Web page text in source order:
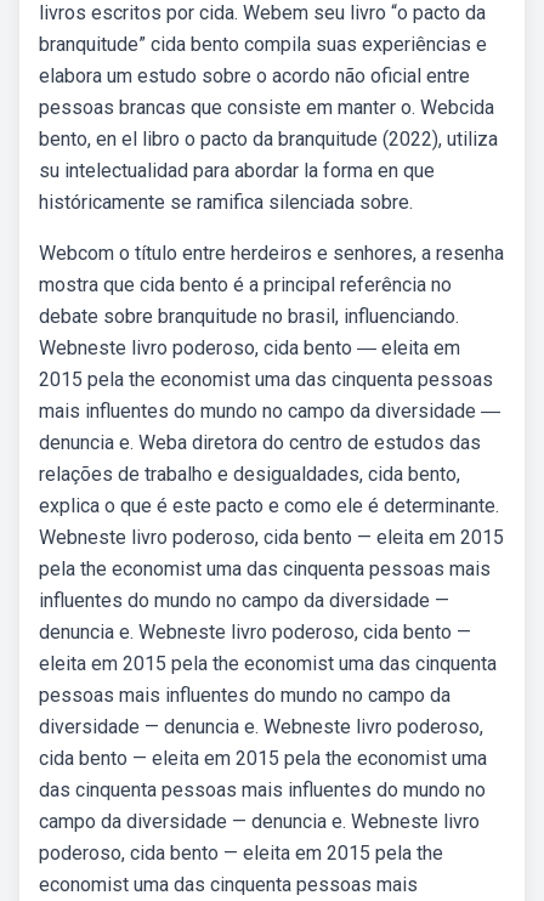
livros escritos por cida. Webem seu livro “o pacto da
branquitude” cida bento compila suas experiências e
elabora um estudo sobre o acordo não oficial entre
pessoas brancas que consiste em manter o. Webcida
bento, en el libro o pacto da branquitude (2022), utiliza
su intelectualidad para abordar la forma en que
históricamente se ramifica silenciada sobre.
Webcom o título entre herdeiros e senhores, a resenha
mostra que cida bento é a principal referência no
debate sobre branquitude no brasil, influenciando.
Webneste livro poderoso, cida bento ― eleita em
2015 pela the economist uma das cinquenta pessoas
mais influentes do mundo no campo da diversidade ―
denuncia e. Weba diretora do centro de estudos das
relações de trabalho e desigualdades, cida bento,
explica o que é este pacto e como ele é determinante.
Webneste livro poderoso, cida bento — eleita em 2015
pela the economist uma das cinquenta pessoas mais
influentes do mundo no campo da diversidade —
denuncia e. Webneste livro poderoso, cida bento —
eleita em 2015 pela the economist uma das cinquenta
pessoas mais influentes do mundo no campo da
diversidade — denuncia e. Webneste livro poderoso,
cida bento — eleita em 2015 pela the economist uma
das cinquenta pessoas mais influentes do mundo no
campo da diversidade — denuncia e. Webneste livro
poderoso, cida bento — eleita em 2015 pela the
economist uma das cinquenta pessoas mais